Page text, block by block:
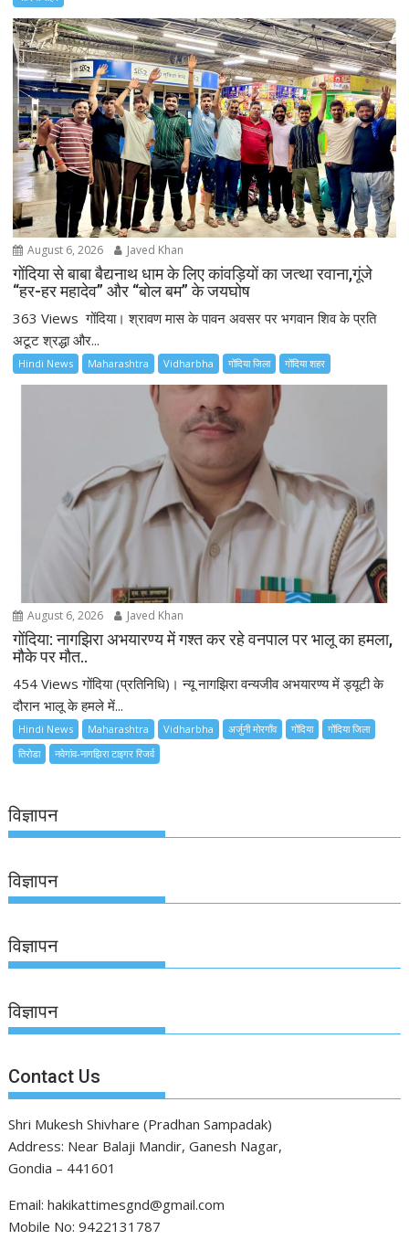
August 6, 2026 Javed Khan
गोंदिया से बाबा बैद्यनाथ धाम के लिए कांवड़ियों का जत्था रवाना,गूंजे
“हर-हर महादेव” और “बोल बम” के जयघोष
363 Views गोंदिया। श्रावण मास के पावन अवसर पर भगवान शिव के प्रति
अटूट श्रद्धा और...
Hindi News Maharashtra Vidharbha गोंदिया जिला गोंदिया शहर
August 6, 2026 Javed Khan
गोंदिया: नागझिरा अभयारण्य में गश्त कर रहे वनपाल पर भालू का हमला,
मौके पर मौत..
454 Views गोंदिया (प्रतिनिधि)। न्यू नागझिरा वन्यजीव अभयारण्य में ड्यूटी के
दौरान भालू के हमले में...
Hindi News Maharashtra Vidharbha अर्जुनी मोरगाँव गोंदिया
गोंदिया जिला
तिरोडा
नवेगांव-नागझिरा टाइगर रिजर्व
विज्ञापन
विज्ञापन
विज्ञापन
विज्ञापन
Contact Us
Shri Mukesh Shivhare (Pradhan Sampadak)
Address: Near Balaji Mandir, Ganesh Nagar,
Gondia – 441601
Email: hakikattimesgnd@gmail.com
Mobile No: 9422131787